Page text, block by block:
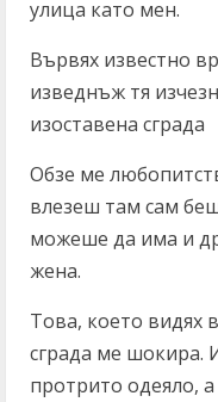
улица като мен.
Вървях известно
изведнъж тя
изоставена сграда
Обзе ме
влезеш там сам
можеше да има и
жена.
Това, което видях
сграда ме шокира.
протрито одеяло,